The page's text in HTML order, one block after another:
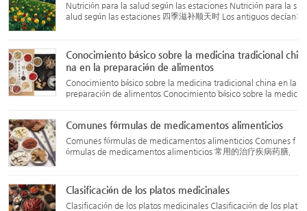
Nutrición para la salud según las estaciones Nutrición para la s
alud según las estaciones 四季滋补顺天时 Los antiguos decían:
Conocimiento básico sobre la medicina tradicional chi
na en la preparación de alimentos
Conocimiento básico sobre la medicina tradicional china en la
preparación de alimentos Conocimiento básico sobre la medic
Comunes fórmulas de medicamentos alimenticios
Comunes fórmulas de medicamentos alimenticios Comunes f
órmulas de medicamentos alimenticios 常用的治疗疾病药膳，
药膳)...
Clasificación de los platos medicinales
Clasificación de los platos medicinales Clasificación de los plat